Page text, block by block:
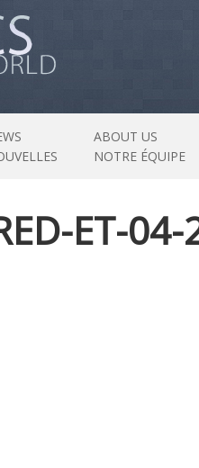
ABOUT US
NOTRE ÉQUIPE
ET-